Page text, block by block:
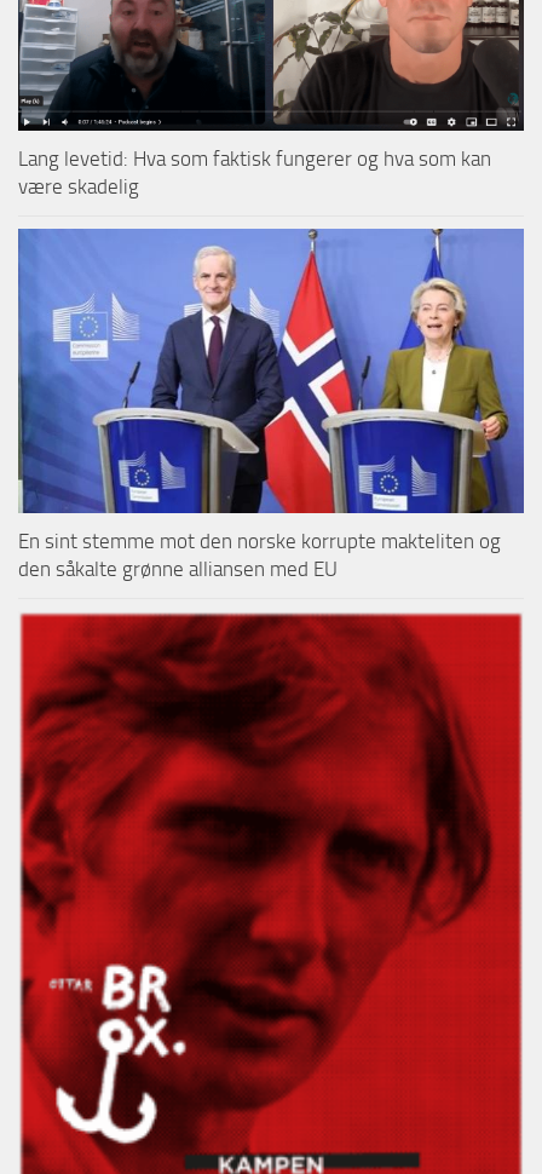
Lang levetid: Hva som faktisk fungerer og hva som kan
være skadelig
En sint stemme mot den norske korrupte makteliten og
den såkalte grønne alliansen med EU